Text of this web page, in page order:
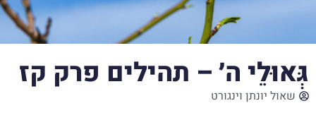
גְּאוּלֵי ה׳ – תהילים פרק קז
שאול יונתן וינגורט